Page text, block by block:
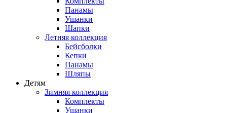
Панамы
Ушанки
Шапки
Летняя коллекция
Бейсболки
Кепки
Панамы
Шляпы
Детям
Зимняя коллекция
Комплекты
Ушанки